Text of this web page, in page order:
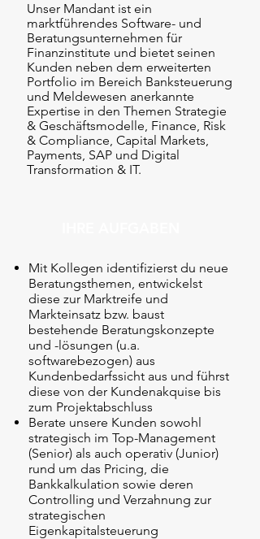
Unser Mandant ist ein
marktführendes Software- und
Beratungsunternehmen für
Finanzinstitute und bietet seinen
Kunden neben dem erweiterten
Portfolio im Bereich Banksteuerung
und Meldewesen anerkannte
Expertise in den Themen Strategie
& Geschäftsmodelle, Finance, Risk
& Compliance, Capital Markets,
Payments, SAP und Digital
Transformation & IT.
Mit Kollegen identifizierst du neue
Beratungsthemen, entwickelst
diese zur Marktreife und
Markteinsatz bzw. baust
bestehende Beratungskonzepte
und -lösungen (u.a.
softwarebezogen) aus
Kundenbedarfssicht aus und führst
diese von der Kundenakquise bis
zum Projektabschluss
Berate unsere Kunden sowohl
strategisch im Top-Management
(Senior) als auch operativ (Junior)
rund um das Pricing, die
Bankkalkulation sowie deren
Controlling und Verzahnung zur
strategischen
Eigenkapitalsteuerung